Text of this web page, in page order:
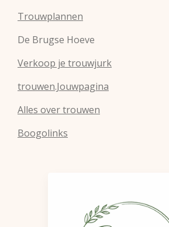
Trouwplannen
De Brugse Hoeve
Verkoop je trouwjurk
trouwen.Jouwpagina
Alles over trouwen
Boogolinks